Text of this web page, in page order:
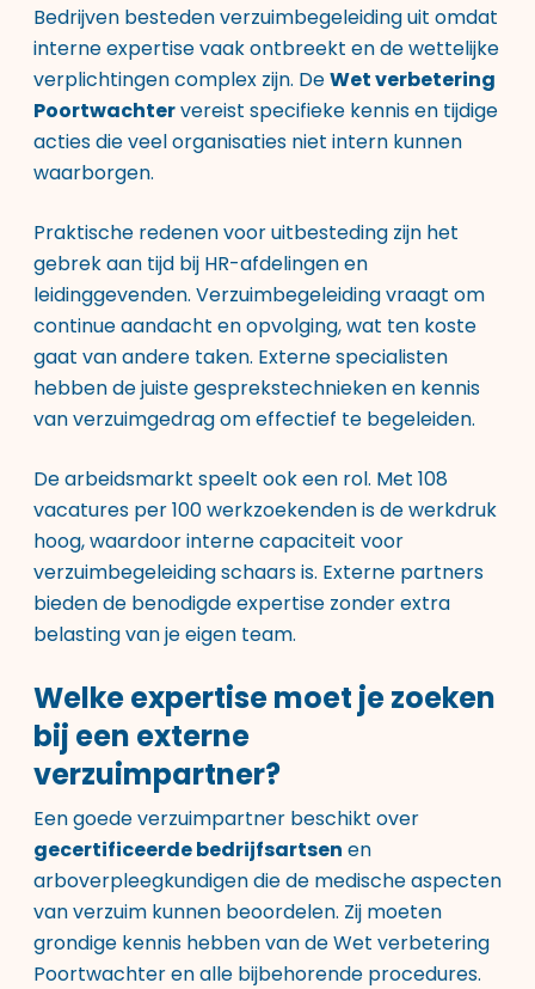
Bedrijven besteden verzuimbegeleiding uit omdat
interne expertise vaak ontbreekt en de wettelijke
verplichtingen complex zijn. DeWet verbetering
Poortwachtervereist specifieke kennis en tijdige
acties die veel organisaties niet intern kunnen
waarborgen.
Praktische redenen voor uitbesteding zijn het
gebrek aan tijd bij HR-afdelingen en
leidinggevenden. Verzuimbegeleiding vraagt om
continue aandacht en opvolging, wat ten koste
gaat van andere taken. Externe specialisten
hebben de juiste gesprekstechnieken en kennis
van verzuimgedrag om effectief te begeleiden.
De arbeidsmarkt speelt ook een rol. Met 108
vacatures per 100 werkzoekenden is de werkdruk
hoog, waardoor interne capaciteit voor
verzuimbegeleiding schaars is. Externe partners
bieden de benodigde expertise zonder extra
belasting van je eigen team.
Welke expertise moet je zoeken
bij een externe
verzuimpartner?
Een goede verzuimpartner beschikt over
gecertificeerde bedrijfsartsen en
arboverpleegkundigen die de medische aspecten
van verzuim kunnen beoordelen. Zij moeten
grondige kennis hebben van de Wet verbetering
Poortwachter en alle bijbehorende procedures.